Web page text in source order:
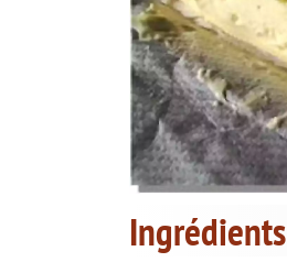
Ingrédients